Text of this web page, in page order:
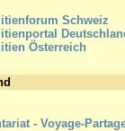
Schweiz
Österreich
- Voyage-